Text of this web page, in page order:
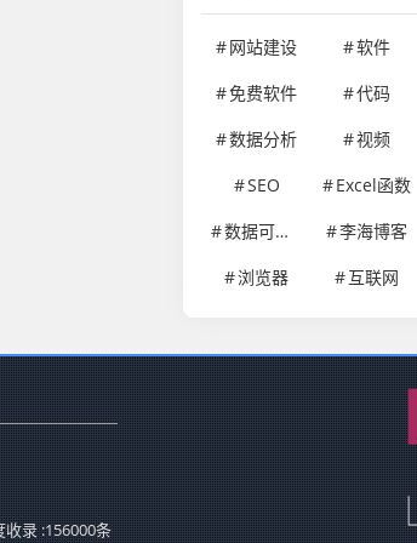
网站建设 软件
免费软件
代码
数据分析
视频
SEO
Excel函数
数据可视化
李海博客
浏览器
互联网
收录 :156000条